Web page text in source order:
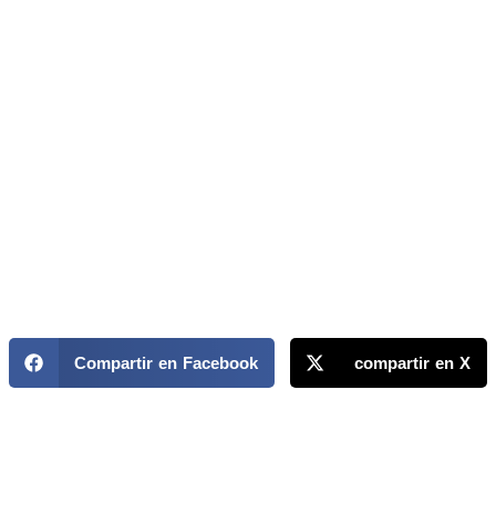
Compartir en Facebook compartir en X